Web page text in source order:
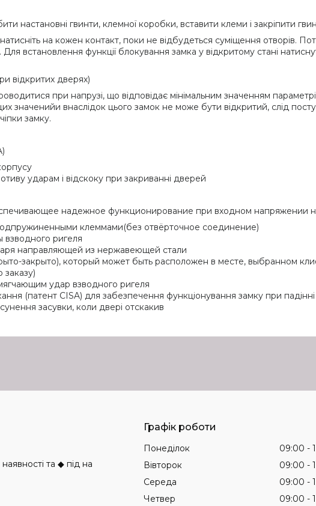
настановні гвинти, клемної коробки, вставити клеми і закріпити
на кожен контакт, поки не відбудеться суміщення отворів.
встановлення функції блокування замка у відкритому стані
відкритих дверях)
при напрузі, що відповідає мінімальним значенням
значенийи внаслідок цього замок не може бути відкритий, слід
замку.
ударам і відскоку при закриванні дверей
надежное функционирование при входном напряжении
клеммами(без отвёрточное соединение)
ригеля
направляющей из нержавеющей стали
закрыто), который может быть расположен в месте, выбранном
удар взводного ригеля
(патент CISA) для забезпечення функціонування замку при
засувки, коли двері отскакив
та ◆ під на
Графік роботи
Понеділок 09:00
Вівторок
09:00
Середа
09:00
Четвер
09:00